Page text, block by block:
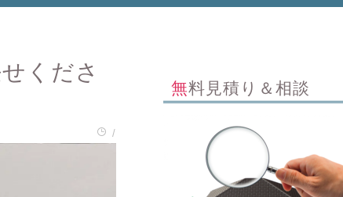
くださ
/
無料見積り＆相談